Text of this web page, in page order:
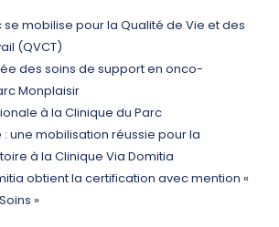
se mobilise pour la Qualité de Vie et des
(QVCT)
des soins de support en onco-
Monplaisir
à la Clinique du Parc
une mobilisation réussie pour la
à la Clinique Via Domitia
obtient la certification avec mention «
»